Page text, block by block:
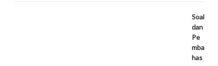
Soal
dan
Pe
mba
has